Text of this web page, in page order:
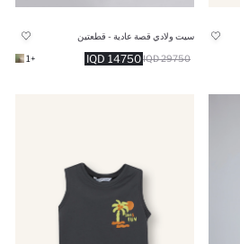
سيت ولادي قصة عادية - قطعتين
14750 IQD 29750 IQD
+1